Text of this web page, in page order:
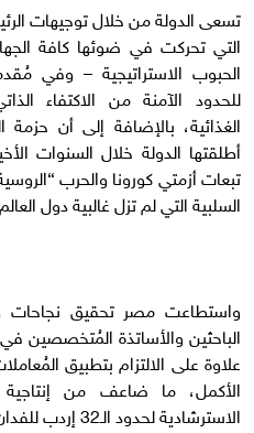
تسعى الدولة من خلال توجيهات
التي تحركت في ضوئها كافة
الحبوب الاستراتيجية – وفي
للحدود الآمنة من الاكتفاء
الغذائية، بالإضافة إلى أن حزمة
أطلقتها الدولة خلال السنوات
تبعات أزمتي كورونا والحرب
السلبية التي لم تزل غالبية دول
واستطاعت مصر تحقيق
الباحثين والأساتذة المُتخصصين
علاوة على الالتزام بتطبيق
الأكمل، ما ضاعف من
الاسترشادية لحدود الـ32 إردب للفدان.